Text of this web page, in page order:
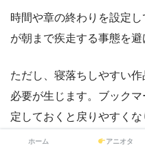
時間や章の終わりを設定
が朝まで疾走する事態を避
ただし、寝落ちしやすい
必要が生じます。ブック
定しておくと戻りやすくな
ホーム アニオタ